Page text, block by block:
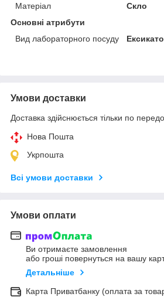
Матеріал
Скло
Основні атрибути
Вид лабораторного посуду
Умови доставки
Доставка здійснюється тільки по
Нова Пошта
Укрпошта
Всі умови доставки
Умови оплати
Ви отримаєте замовлення
або гроші повернуться на вашу
Детальніше
Карта Приватбанку (оплата за